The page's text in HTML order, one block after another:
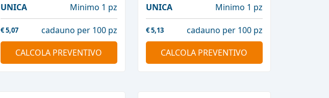
UNICA Minimo 1 pz
€5,07
cadauno per 100 pz
CALCOLA PREVENTIVO
UNICA Minimo 1 pz
€5,13
cadauno per 100 pz
CALCOLA PREVENTIVO